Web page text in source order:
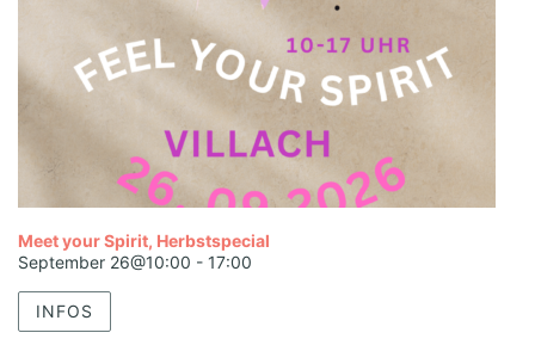
Meet your Spirit, Herbstspecial
September 26@10:00 - 17:00
INFOS